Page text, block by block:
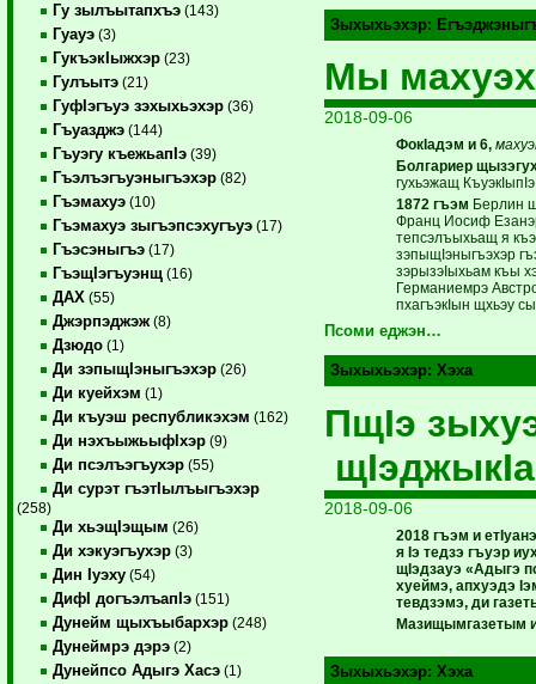
Гу зылъытапхъэ (143)
Гуауэ (3)
ГукъэкIыжхэр (23)
Гулъытэ (21)
ГуфIэгъуэ зэхыхьэхэр (36)
Гъуазджэ (144)
Гъуэгу къежьапIэ (39)
Гъэлъэгъуэныгъэхэр (82)
Гъэмахуэ (10)
Гъэмахуэ зыгъэпсэхугъуэ (17)
Гъэсэныгъэ (17)
ГъэщIэгъуэнщ (16)
ДАХ (55)
Джэрпэджэж (8)
Дзюдо (1)
Ди зэпыщIэныгъэхэр (26)
Ди куейхэм (1)
Ди къуэш республикэхэм (162)
Ди нэхъыжьыфIхэр (9)
Ди псэлъэгъухэр (55)
Ди сурэт гъэтIылъыгъэхэр
(258)
Ди хьэщIэщым (26)
Ди хэкуэгъухэр (3)
Дин Iуэху (54)
ДифI догъэлъапIэ (151)
Дунейм щыхъыбархэр (248)
Дунеймрэ дэрэ (2)
Дунейпсо Адыгэ Хасэ (1)
Зыхыхьэхэр:
Мы
2018-09-06
ФокIадэм и 6,
Болгариер
гухьэжащ
1872 гъэм Берлин
Франц Иосиф
тепсэлъыхьащ я
зэпыщIэныгъэхэр
зэрызэIыхьам къы
Германиемрэ
пхагъэкIын щхьэу
Псоми еджэн…
Зыхыхьэхэр: Хэха
ПщIэ
2018-09-06
2018 гъэм и
я Iэ тедзэ гъуэр
щIэдзауэ «Адыгэ
хуеймэ, апхуэдэ
тевдзэмэ, ди
Мазищымгазетым и
Зыхыхьэхэр: Хэха